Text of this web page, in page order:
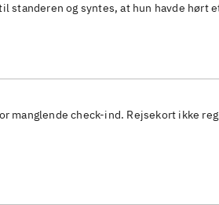
standeren og syntes, at hun havde hørt
manglende check-ind. Rejsekort ikke